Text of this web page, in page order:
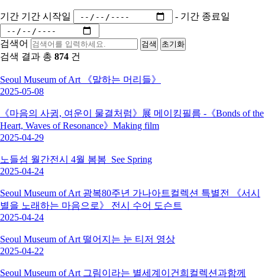
기간 기간 시작일 - 기간 종료일
검색어 검색 초기화
검색 결과 총 874 건
Seoul Museum of Art 《말하는 머리들》
2025-05-08
《마음의 사귐, 여운이 물결처럼》展 메이킹필름 -《Bonds of the
Heart, Waves of Resonance》Making film
2025-04-29
노들섬 월간전시 4월 봄봄_See Spring
2025-04-24
Seoul Museum of Art 광복80주년 가나아트컬렉션 특별전 《서시
별을 노래하는 마음으로》 전시 수어 도슨트
2025-04-24
Seoul Museum of Art 떨어지는 눈 티저 영상
2025-04-22
Seoul Museum of Art 그림이라는 별세계이건희컬렉션과함께